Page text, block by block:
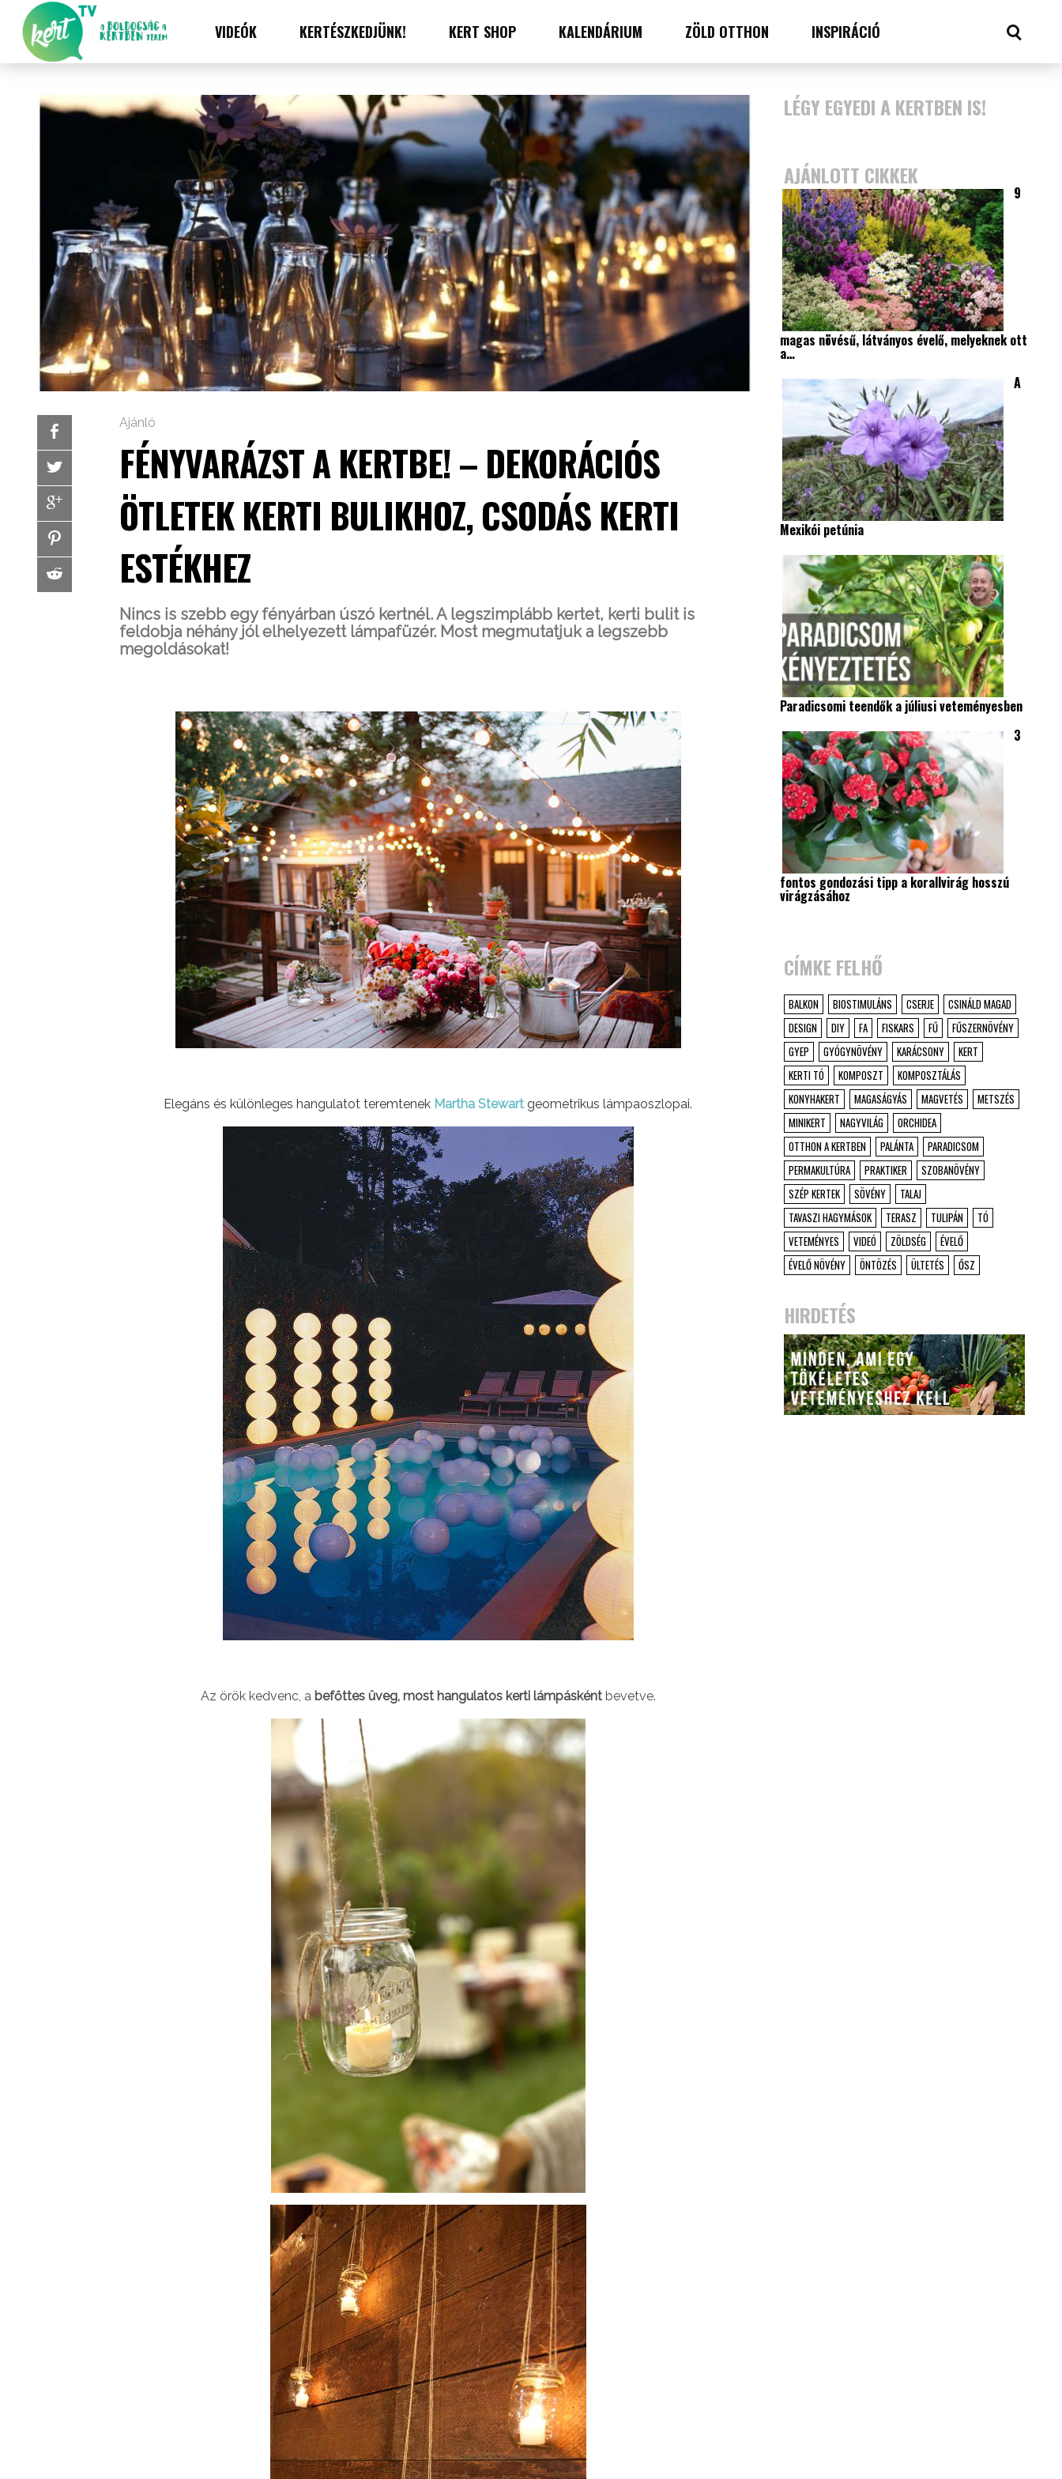
VIDEÓK KERTÉSZKEDJÜNK! KERT SHOP KALENDÁRIUM ZÖLD OTTHON INSPIRÁCIÓ
Ajánló
FÉNYVARÁZST A KERTBE! – DEKORÁCIÓS
ÖTLETEK KERTI BULIKHOZ, CSODÁS KERTI
ESTÉKHEZ
Nincs is szebb egy fényárban úszó kertnél. A legszimplább kertet, kerti bulit is
feldobja néhány jól elhelyezett lámpafüzér. Most megmutatjuk a legszebb
megoldásokat!
Elegáns és különleges hangulatot teremtenek Martha Stewart geometrikus lámpaoszlopai.
Az örök kedvenc, abefőttes üveg, most hangulatos kerti lámpásként bevetve.
LÉGY EGYEDI A KERTBEN IS!
AJÁNLOTT CIKKEK
9
magas növésű, látványos évelő, melyeknek ott
a…
A
Mexikói petúnia
Paradicsomi teendők a júliusi veteményesben
3
fontos gondozási tipp a korallvirág hosszú
virágzásához
CÍMKE FELHŐ
BALKON BIOSTIMULÁNS CSERJE
CSINÁLD MAGAD
DESIGN
DIY FA FISKARS FŰ
FŰSZERNÖVÉNY
GYEP
GYÓGYNÖVÉNY KARÁCSONY
KERT
KERTI TÓ
KOMPOSZT
KOMPOSZTÁLÁS
KONYHAKERT
MAGASÁGYÁS MAGVETÉS
METSZÉS
MINIKERT
NAGYVILÁG
ORCHIDEA
OTTHON A KERTBEN
PALÁNTA
PARADICSOM
PERMAKULTÚRA
PRAKTIKER
SZOBANÖVÉNY
SZÉP KERTEK
SÖVÉNY
TALAJ
TAVASZI HAGYMÁSOK
TERASZ TULIPÁN
TÓ
VETEMÉNYES
VIDEÓ ZÖLDSÉG
ÉVELŐ
ÉVELŐ NÖVÉNY
ÖNTÖZÉS ÜLTETÉS ŐSZ
HIRDETÉS